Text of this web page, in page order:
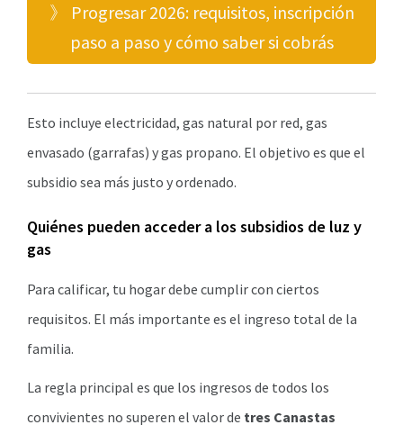
》 Progresar 2026: requisitos, inscripción
paso a paso y cómo saber si cobrás
Esto incluye electricidad, gas natural por red, gas
envasado (garrafas) y gas propano. El objetivo es que el
subsidio sea más justo y ordenado.
Quiénes pueden acceder a los subsidios de luz y
gas
Para calificar, tu hogar debe cumplir con ciertos
requisitos. El más importante es el ingreso total de la
familia.
La regla principal es que los ingresos de todos los
convivientes no superen el valor de tres Canastas